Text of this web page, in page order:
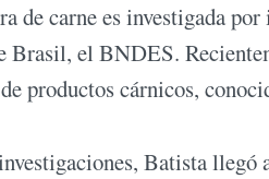
de carne es investigada
Brasil, el BNDES.
productos cárnicos,
Batista